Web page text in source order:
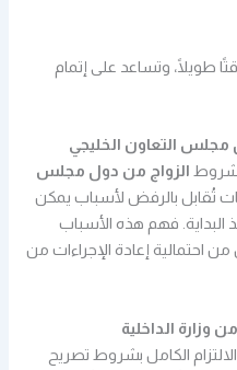
طويلًا، وتساعد على إتمام
التعاون الخليجي
لشروط الزواج من دول مجلس
تُقابل بالرفض لأسباب يمكن
البداية. فهم هذه الأسباب
احتمالية إعادة الإجراءات من
الداخلية
الكامل بشروط تصريح